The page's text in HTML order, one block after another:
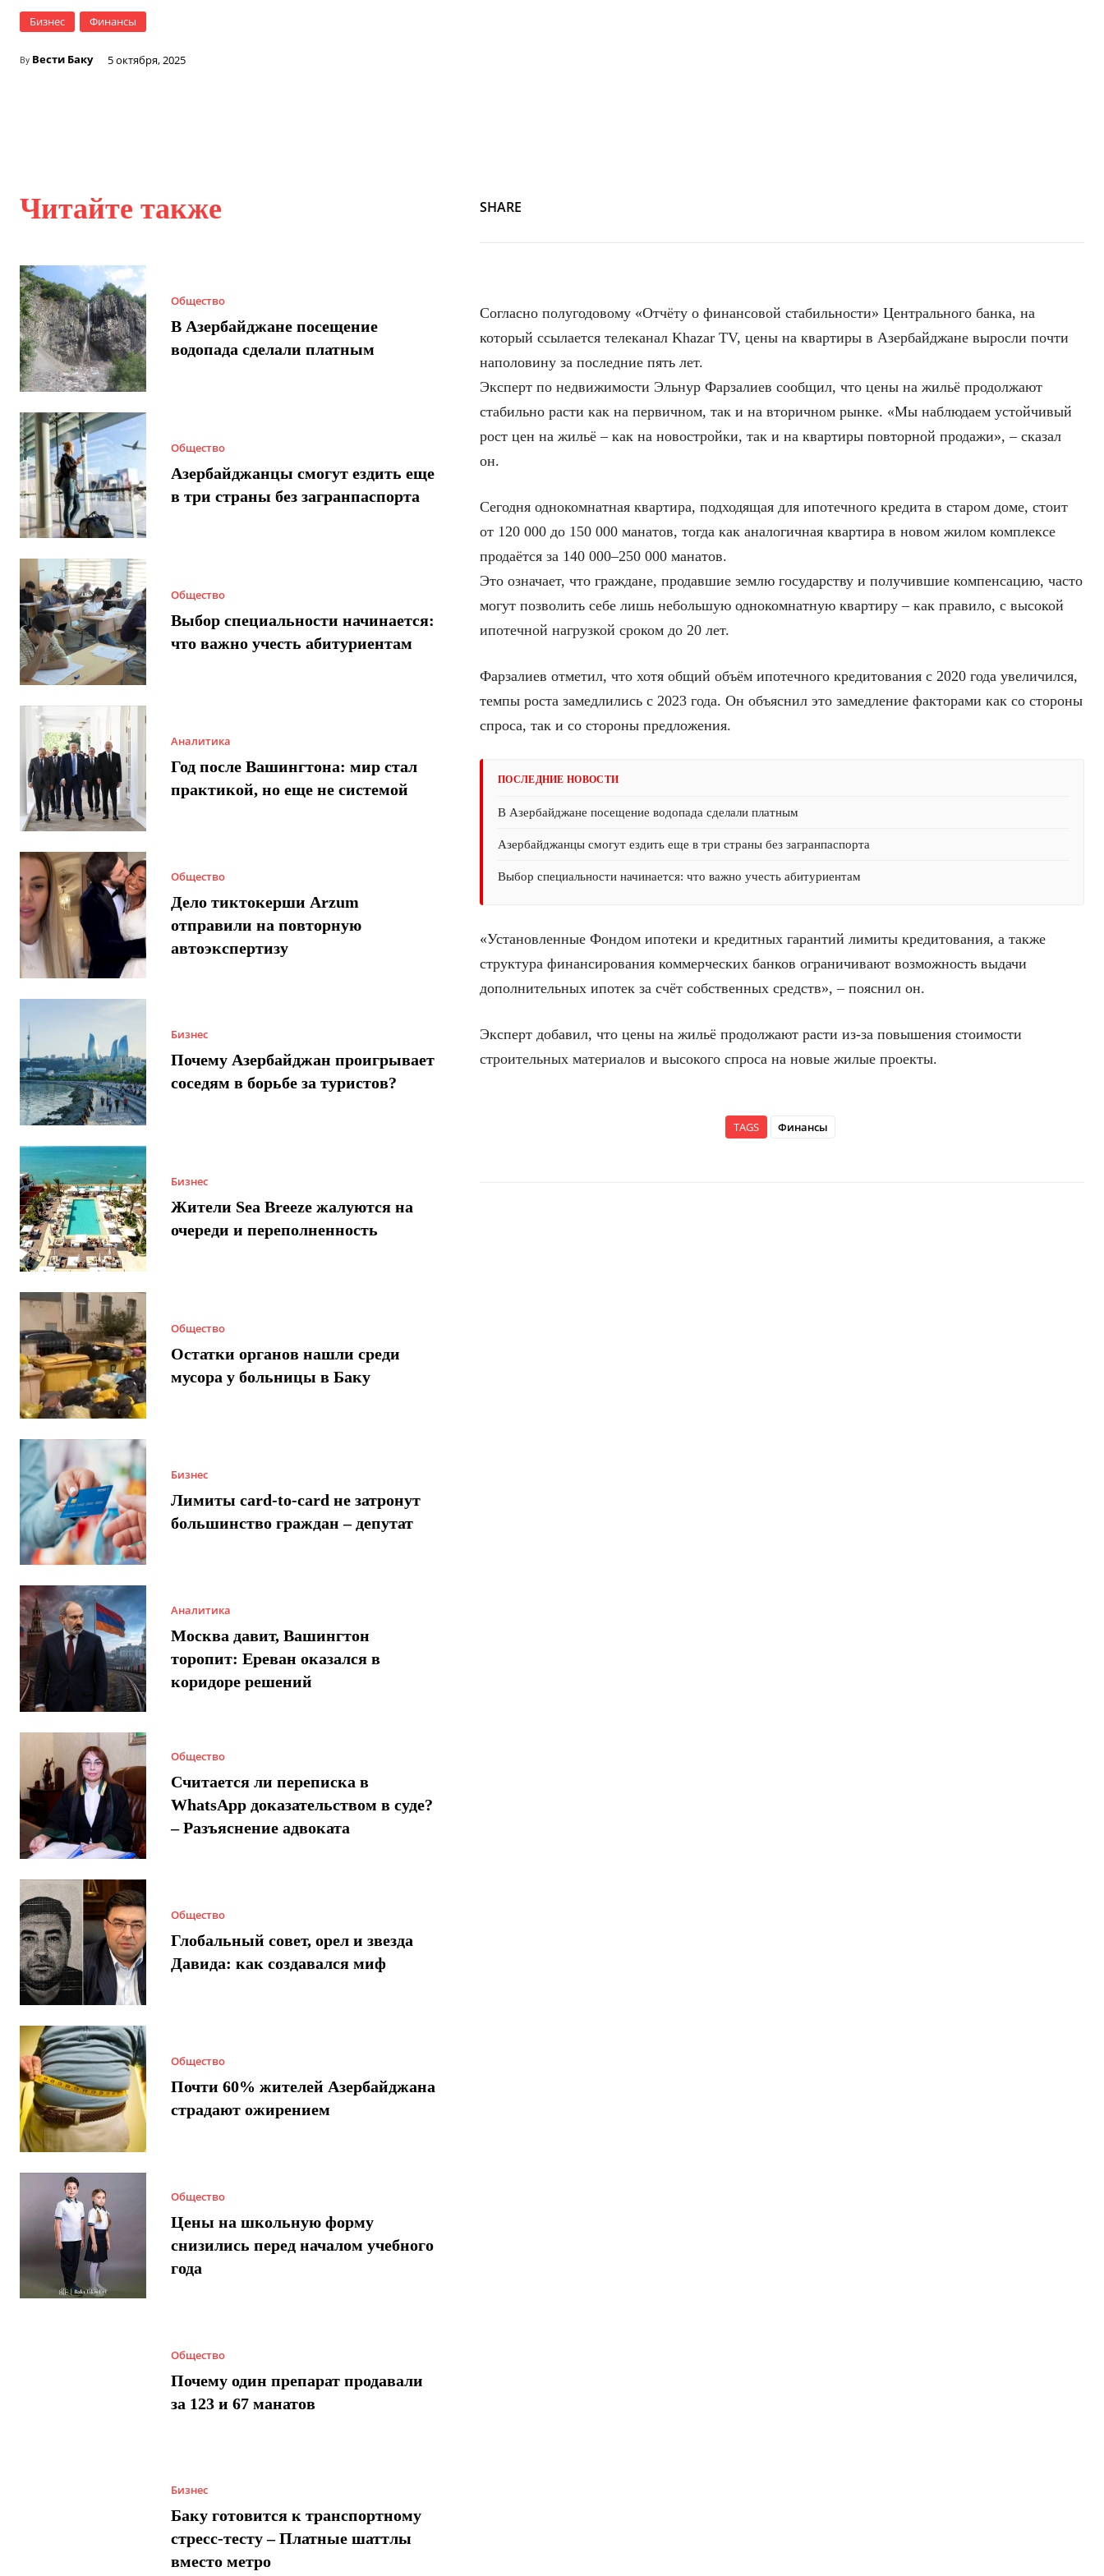
Бизнес Финансы
By Вести Баку 5 октября, 2025
Читайте также
Общество
В Азербайджане посещение
водопада сделали платным
Общество
Азербайджанцы смогут ездить еще
в три страны без загранпаспорта
Общество
Выбор специальности начинается:
что важно учесть абитуриентам
Аналитика
Год после Вашингтона: мир стал
практикой, но еще не системой
Общество
Дело тиктокерши Arzum
отправили на повторную
автоэкспертизу
Бизнес
Почему Азербайджан проигрывает
соседям в борьбе за туристов?
Бизнес
Жители Sea Breeze жалуются на
очереди и переполненность
Общество
Остатки органов нашли среди
мусора у больницы в Баку
Бизнес
Лимиты card-to-card не затронут
большинство граждан – депутат
Аналитика
Москва давит, Вашингтон
торопит: Ереван оказался в
коридоре решений
Общество
Считается ли переписка в
WhatsApp доказательством в суде?
– Разъяснение адвоката
Общество
Глобальный совет, орел и звезда
Давида: как создавался миф
Общество
Почти 60% жителей Азербайджана
страдают ожирением
Общество
Цены на школьную форму
снизились перед началом учебного
года
Общество
Почему один препарат продавали
за 123 и 67 манатов
Бизнес
Баку готовится к транспортному
стресс-тесту – Платные шаттлы
вместо метро
SHARE
Согласно полугодовому «Отчёту о финансовой стабильности» Центрального банка, на
который ссылается телеканал Khazar TV, цены на квартиры в Азербайджане выросли почти
наполовину за последние пять лет.
Эксперт по недвижимости Эльнур Фарзалиев сообщил, что цены на жильё продолжают
стабильно расти как на первичном, так и на вторичном рынке. «Мы наблюдаем устойчивый
рост цен на жильё – как на новостройки, так и на квартиры повторной продажи», – сказал
он.
Сегодня однокомнатная квартира, подходящая для ипотечного кредита в старом доме, стоит
от 120 000 до 150 000 манатов, тогда как аналогичная квартира в новом жилом комплексе
продаётся за 140 000–250 000 манатов.
Это означает, что граждане, продавшие землю государству и получившие компенсацию, часто
могут позволить себе лишь небольшую однокомнатную квартиру – как правило, с высокой
ипотечной нагрузкой сроком до 20 лет.
Фарзалиев отметил, что хотя общий объём ипотечного кредитования с 2020 года увеличился,
темпы роста замедлились с 2023 года. Он объяснил это замедление факторами как со стороны
спроса, так и со стороны предложения.
ПОСЛЕДНИЕ НОВОСТИ
В Азербайджане посещение водопада сделали платным
Азербайджанцы смогут ездить еще в три страны без загранпаспорта
Выбор специальности начинается: что важно учесть абитуриентам
«Установленные Фондом ипотеки и кредитных гарантий лимиты кредитования, а также
структура финансирования коммерческих банков ограничивают возможность выдачи
дополнительных ипотек за счёт собственных средств», – пояснил он.
Эксперт добавил, что цены на жильё продолжают расти из-за повышения стоимости
строительных материалов и высокого спроса на новые жилые проекты.
TAGS Финансы